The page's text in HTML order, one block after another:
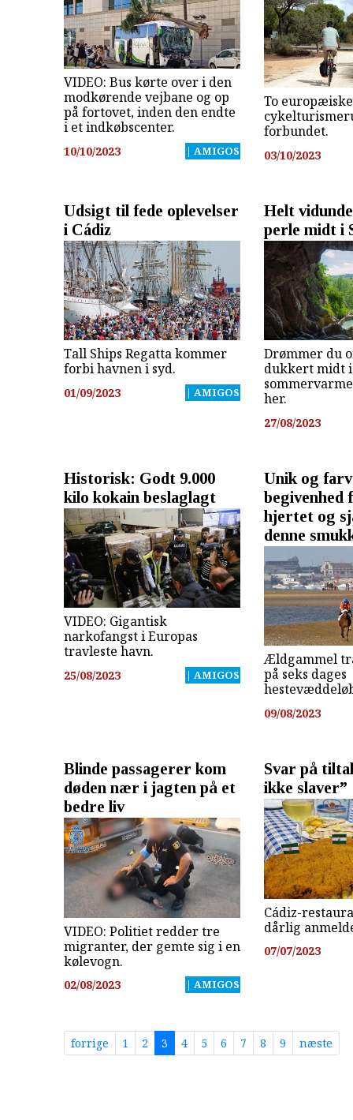
VIDEO: Bus kørte over i den
modkørende vejbane og op
på fortovet, inden den endte
i et indkøbscenter.
10/10/2023 | AMIGOS
To europæiske
forbundet.
03/10/2023
Udsigt til fede oplevelser
i Cádiz
Tall Ships Regatta kommer
forbi havnen i syd.
01/09/2023 | AMIGOS
Helt
perle midt i
Drømmer du
dukkert midt i
her.
27/08/2023
Historisk: Godt 9.000
kilo kokain beslaglagt
VIDEO: Gigantisk
narkofangst i Europas
travleste havn.
25/08/2023 | AMIGOS
Unik og
begivenhed
hjertet og
denne
Ældgammel
på seks dages
09/08/2023
Blinde passagerer kom
døden nær i jagten på et
bedre liv
VIDEO: Politiet redder tre
migranter, der gemte sig i en
kølevogn.
02/08/2023 | AMIGOS
Svar på
ikke slaver”
Cádiz-
dårlig
07/07/2023
forrige 1 2 3 4 5 6 7 8 9 næste